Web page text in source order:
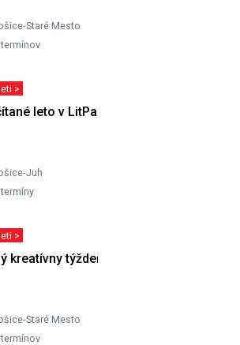
Staré Mesto
termínov
>
leto v LitParku | Leto v…
Juh
>
kreatívny týždeň
Staré Mesto
termínov